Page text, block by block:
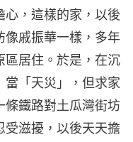
心，這樣的家，以後
像戚振華一樣，多年
區居住。於是，在沉
當「天災」，但求家
條鐵路對土瓜灣街坊
受滋擾，以後天天擔